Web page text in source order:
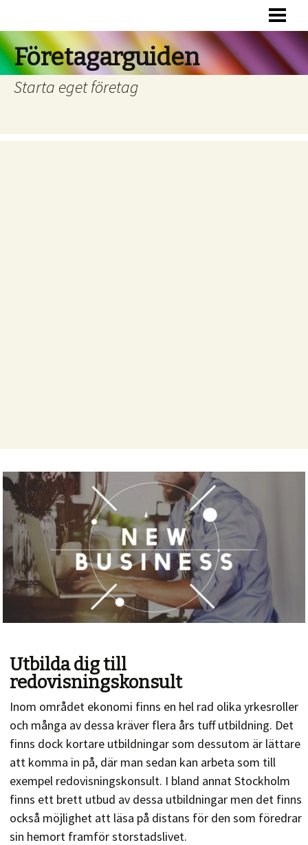
RÄTTSFORMER
FINANSIERING
Företagarguiden
Starta eget företag
Utbilda dig till
redovisningskonsult
Inom området ekonomi finns en hel rad olika yrkesroller
och många av dessa kräver flera års tuff utbildning. Det
finns dock kortare utbildningar som dessutom är lättare
att komma in på, där man sedan kan arbeta som till
exempel redovisningskonsult. I bland annat Stockholm
finns ett brett utbud av dessa utbildningar men det finns
också möjlighet att läsa på distans för den som föredrar
sin hemort framför storstadslivet.